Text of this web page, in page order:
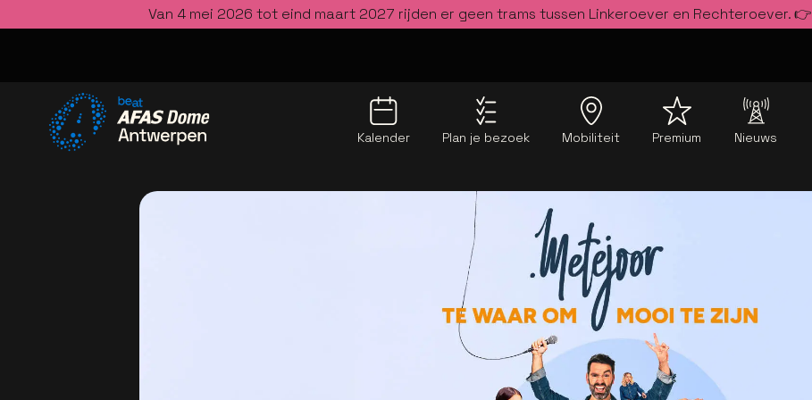
Van 4 mei 2026 tot eind maart 2027 rijden er geen trams tussen Linkeroever en Rechteroever. 👉
Kalender Plan je bezoek Mobiliteit Premium Nieuws